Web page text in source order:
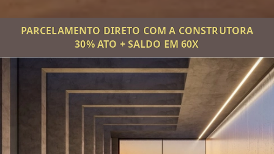
PARCELAMENTO DIRETO COM A CONSTRUTORA
30% ATO + SALDO EM 60X